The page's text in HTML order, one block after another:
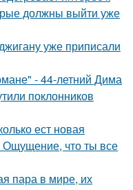
должны выйти уже
уже приписали
- 44-летний Дима
поклонников
ест новая
что ты все
пара в мире, их